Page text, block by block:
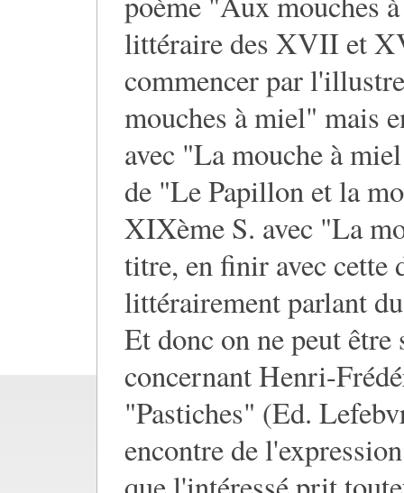
littéraire des XVII et
commencer par
mouches à miel" mais
avec "La mouche à
de "Le Papillon et la
XIXème S. avec "La
titre, en finir avec cette
littérairement parlant
Et donc on ne peut
concernant Henri-
"Pastiches" (Ed.
encontre de